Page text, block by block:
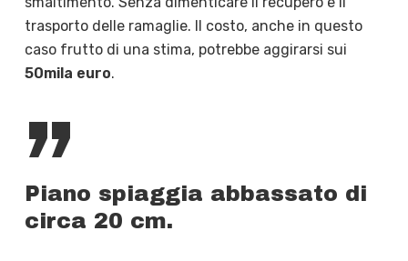
trasporto delle ramaglie. Il costo, anche in questo
caso frutto di una stima, potrebbe aggirarsi sui
50mila euro.
”
Piano spiaggia abbassato di
circa 20 cm.